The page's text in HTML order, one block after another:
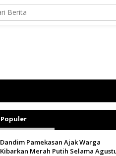
Populer
Dandim Pamekasan Ajak Warga
Kibarkan Merah Putih Selama